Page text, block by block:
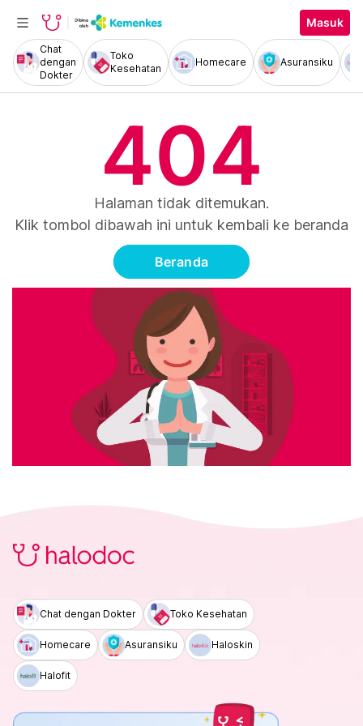
Masuk
Chat
dengan
Dokter
Toko
Kesehatan
Homecare Asuransiku
404
Halaman tidak ditemukan.
Klik tombol dibawah ini untuk kembali ke beranda
Beranda
Chat dengan Dokter Toko Kesehatan
Homecare Asuransiku Haloskin
Halofit